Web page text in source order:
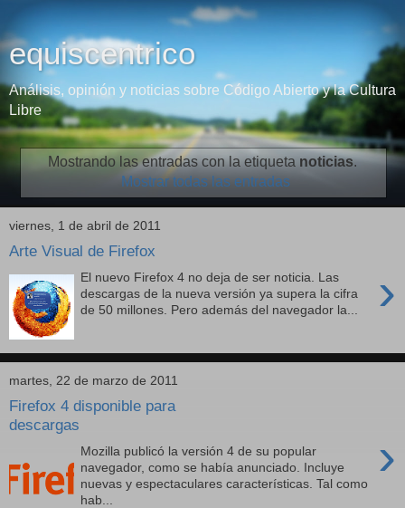
equiscentrico
Análisis, opinión y noticias sobre Código Abierto y la Cultura
Libre
Mostrando las entradas con la etiqueta noticias.
Mostrar todas las entradas
viernes, 1 de abril de 2011
Arte Visual de Firefox
›
El nuevo Firefox 4 no deja de ser noticia. Las
descargas de la nueva versión ya supera la cifra
de 50 millones. Pero además del navegador la...
martes, 22 de marzo de 2011
Firefox 4 disponible para
descargas
›
Mozilla publicó la versión 4 de su popular
navegador, como se había anunciado. Incluye
nuevas y espectaculares características. Tal como
hab...